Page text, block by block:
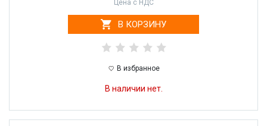
Цена с НДС
В КОРЗИНУ
В избранное
В наличии нет.